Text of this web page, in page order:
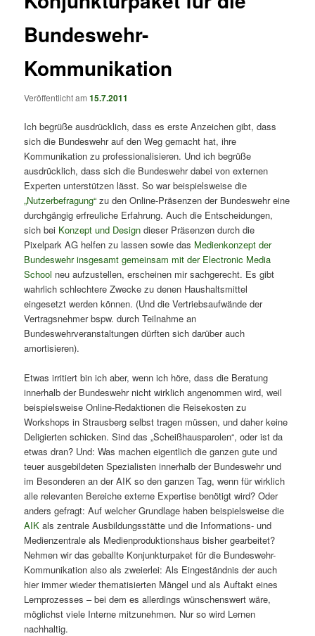
Bundeswehr-
Kommunikation
Veröffentlicht am15.7.2011
Ich begrüße ausdrücklich, dass es erste Anzeichen gibt, dass
sich die Bundeswehr auf den Weg gemacht hat, ihre
Kommunikation zu professionalisieren. Und ich begrüße
ausdrücklich, dass sich die Bundeswehr dabei von externen
Experten unterstützen lässt. So war beispielsweise die
„Nutzerbefragung“ zu den Online-Präsenzen der Bundeswehr eine
durchgängig erfreuliche Erfahrung. Auch die Entscheidungen,
sich bei Konzept und Design dieser Präsenzen durch die
Pixelpark AG helfen zu lassen sowie das Medienkonzept der
Bundeswehr insgesamt gemeinsam mit der Electronic Media
School neu aufzustellen, erscheinen mir sachgerecht. Es gibt
wahrlich schlechtere Zwecke zu denen Haushaltsmittel
eingesetzt werden können. (Und die Vertriebsaufwände der
Vertragsnehmer bspw. durch Teilnahme an
Bundeswehrveranstaltungen dürften sich darüber auch
amortisieren).
Etwas irritiert bin ich aber, wenn ich höre, dass die Beratung
innerhalb der Bundeswehr nicht wirklich angenommen wird, weil
beispielsweise Online-Redaktionen die Reisekosten zu
Workshops in Strausberg selbst tragen müssen, und daher keine
Deligierten schicken. Sind das „Scheißhausparolen“, oder ist da
etwas dran? Und: Was machen eigentlich die ganzen gute und
teuer ausgebildeten Spezialisten innerhalb der Bundeswehr und
im Besonderen an der AIK so den ganzen Tag, wenn für wirklich
alle relevanten Bereiche externe Expertise benötigt wird? Oder
anders gefragt: Auf welcher Grundlage haben beispielsweise die
AIK als zentrale Ausbildungsstätte und die Informations- und
Medienzentrale als Medienproduktionshaus bisher gearbeitet?
Nehmen wir das geballte Konjunkturpaket für die Bundeswehr-
Kommunikation also als zweierlei: Als Eingeständnis der auch
hier immer wieder thematisierten Mängel und als Auftakt eines
Lernprozesses – bei dem es allerdings wünschenswert wäre,
möglichst viele Interne mitzunehmen. Nur so wird Lernen
nachhaltig.